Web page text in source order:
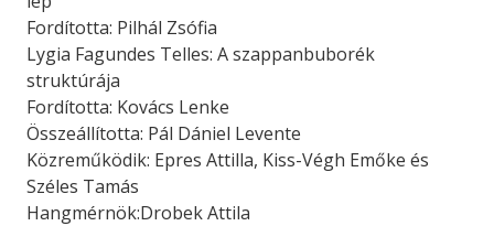
Fordította: Pilhál Zsófia
Lygia Fagundes Telles: A szappanbuborék
struktúrája
Fordította: Kovács Lenke
Összeállította: Pál Dániel Levente
Közreműködik: Epres Attilla, Kiss-Végh Emőke és
Széles Tamás
Hangmérnök:Drobek Attila